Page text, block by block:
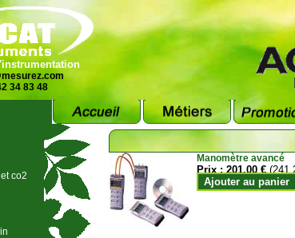
34 83 48
co2
Manomètre avancé
Prix :201.00 €
Ajouter au panier